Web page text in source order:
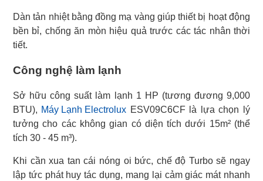
Dàn tản nhiệt bằng đồng mạ vàng giúp thiết bị hoạt động
bền bỉ, chống ăn mòn hiệu quả trước các tác nhân thời
tiết.
Công nghệ làm lạnh
Sở hữu công suất làm lạnh 1 HP (tương đương 9,000
BTU), Máy Lạnh Electrolux ESV09C6CF là lựa chọn lý
tưởng cho các không gian có diện tích dưới 15m² (thể
tích 30 - 45 m³).
Khi cần xua tan cái nóng oi bức, chế độ Turbo sẽ ngay
lập tức phát huy tác dụng, mang lại cảm giác mát nhanh